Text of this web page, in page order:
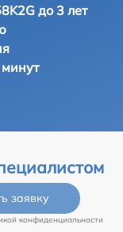
до 3 лет
заявку
конфиденциальности